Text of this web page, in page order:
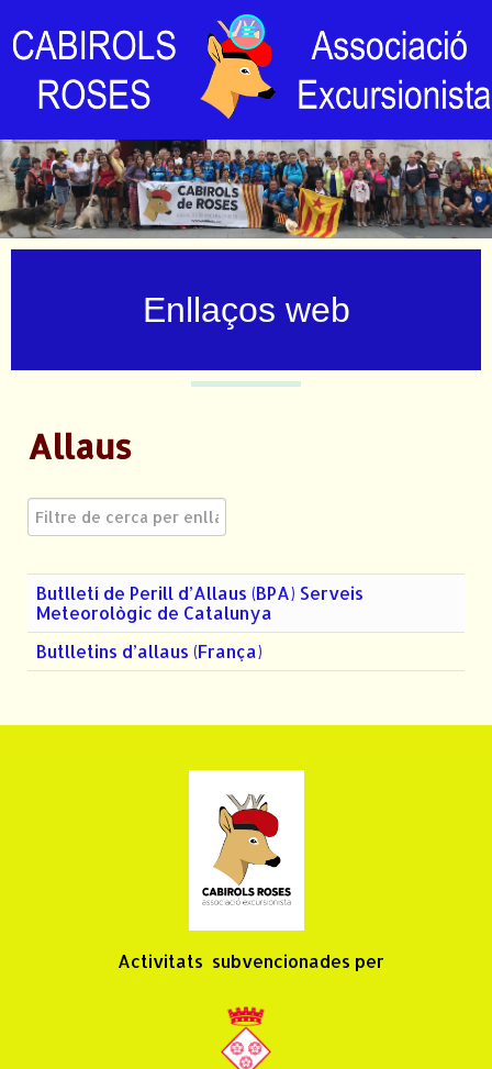
Enllaços web
Allaus
Camp a filtrar
Butlletí de Perill d’Allaus (BPA) Serveis
Meteorològic de Catalunya
Butlletins d’allaus (França)
Activitats subvencionades per